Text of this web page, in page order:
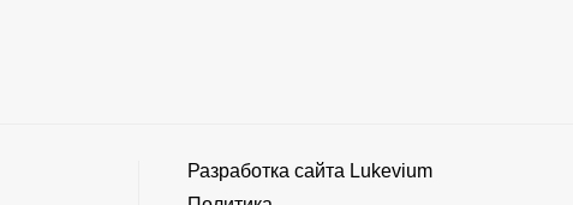
Разработка сайта Lukevium